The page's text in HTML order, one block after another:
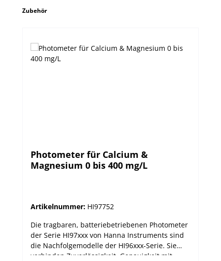
Produktgalerie überspringen
Zubehör
Photometer für Calcium &
Magnesium 0 bis 400 mg/L
Artikelnummer: HI97752
Die tragbaren, batteriebetriebenen Photometer
der Serie HI97xxx von Hanna Instruments sind
die Nachfolgemodelle der HI96xxx-Serie. Sie
verbinden Zuverlässigkeit, Genauigkeit mit